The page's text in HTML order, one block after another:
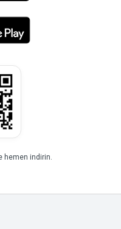
hemen indirin.